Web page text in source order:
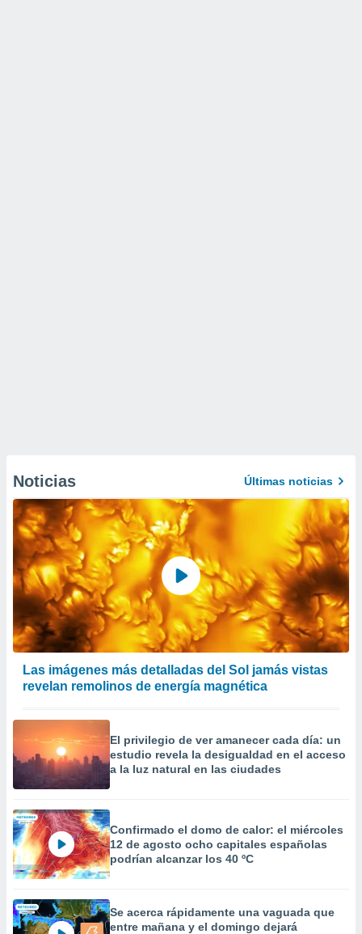
Noticias Últimas noticias
Las imágenes más detalladas del Sol jamás vistas
revelan remolinos de energía magnética
El privilegio de ver amanecer cada día: un
estudio revela la desigualdad en el acceso
a la luz natural en las ciudades
Confirmado el domo de calor: el miércoles
12 de agosto ocho capitales españolas
podrían alcanzar los 40 ºC
Se acerca rápidamente una vaguada que
entre mañana y el domingo dejará